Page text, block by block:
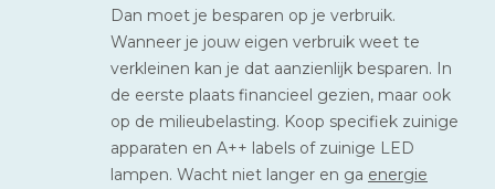
Dan moet je besparen op je verbruik.
Wanneer je jouw eigen verbruik weet te
verkleinen kan je dat aanzienlijk besparen. In
de eerste plaats financieel gezien, maar ook
op de milieubelasting. Koop specifiek zuinige
apparaten en A++ labels of zuinige LED
lampen. Wacht niet langer en ga energie